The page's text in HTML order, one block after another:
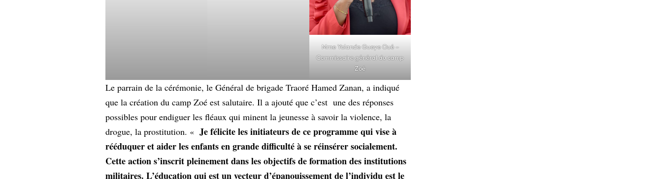
Mme Yolande Gueye Oué –
Commissaire général du camp
Zoé
Le parrain de la cérémonie, le Général de brigade Traoré Hamed Zanan, a indiqué
que la création du camp Zoé est salutaire. Il a ajouté que c’est une des réponses
possibles pour endiguer les fléaux qui minent la jeunesse à savoir la violence, la
drogue, la prostitution. «Je félicite les initiateurs de ce programme qui vise à
rééduquer et aider les enfants en grande difficulté à se réinsérer socialement.
Cette action s’inscrit pleinement dans les objectifs de formation des institutions
militaires. L’éducation qui est un vecteur d’épanouissement de l’individu est le